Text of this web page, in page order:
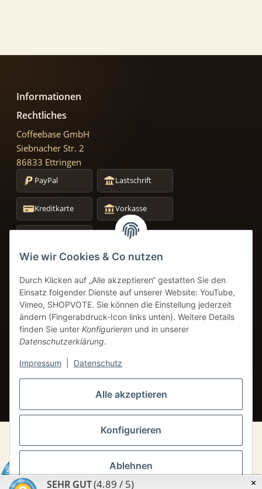
Alle akzeptieren
Konfigurieren
Ablehnen
Wie wir Cookies & Co nutzen
Durch Klicken auf „Alle akzeptieren“ gestatten Sie den
Einsatz folgender Dienste auf unserer Website: YouTube,
Vimeo, SHOPVOTE. Sie können die Einstellung jederzeit
ändern (Fingerabdruck-Icon links unten). Weitere Details
finden Sie unter Konfigurieren und in unserer
Datenschutzerklärung.
Impressum Datenschutz
Informationen
Rechtliches
Coffeebase GmbH
Siebnacher Str. 2
86833 Ettringen
PayPal Lastschrift
Kreditkarte Vorkasse
+49 8249 9691934
info@coffeebase-gmbh.de
24h Verfügbarkeit
VERTRAG WIDERRUFEN
© Coffebase GmbH
×
SEHR GUT(4.89 / 5)